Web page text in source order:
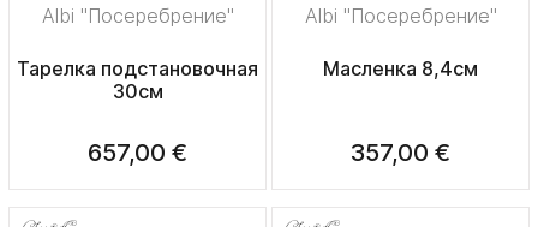
Albi "Посеребрение"
Тарелка подстановочная
30см
657,00 €
Albi "Посеребрение"
Масленка 8,4см
357,00 €